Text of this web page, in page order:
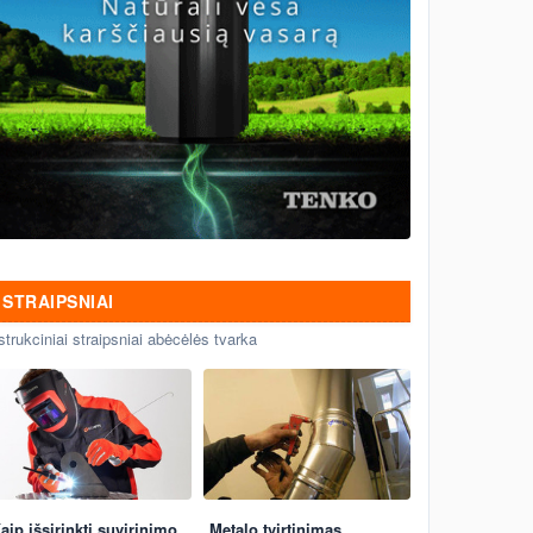
STRAIPSNIAI
straipsniai abėcėlės tvarka